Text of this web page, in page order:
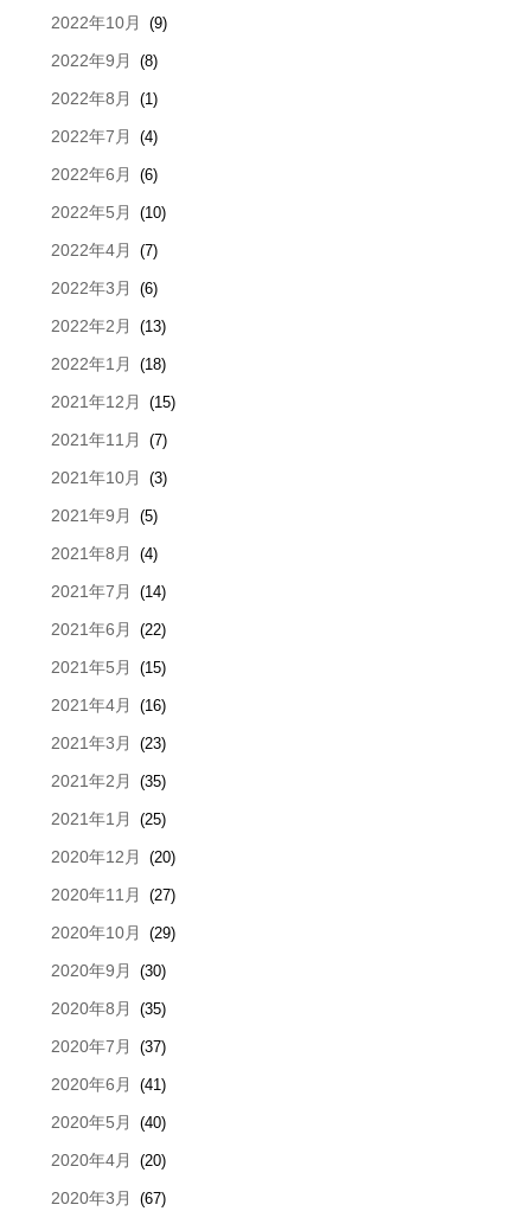
2022年10月 (9)
2022年9月 (8)
2022年8月 (1)
2022年7月 (4)
2022年6月 (6)
2022年5月 (10)
2022年4月 (7)
2022年3月 (6)
2022年2月 (13)
2022年1月 (18)
2021年12月 (15)
2021年11月 (7)
2021年10月 (3)
2021年9月 (5)
2021年8月 (4)
2021年7月 (14)
2021年6月 (22)
2021年5月 (15)
2021年4月 (16)
2021年3月 (23)
2021年2月 (35)
2021年1月 (25)
2020年12月 (20)
2020年11月 (27)
2020年10月 (29)
2020年9月 (30)
2020年8月 (35)
2020年7月 (37)
2020年6月 (41)
2020年5月 (40)
2020年4月 (20)
2020年3月 (67)